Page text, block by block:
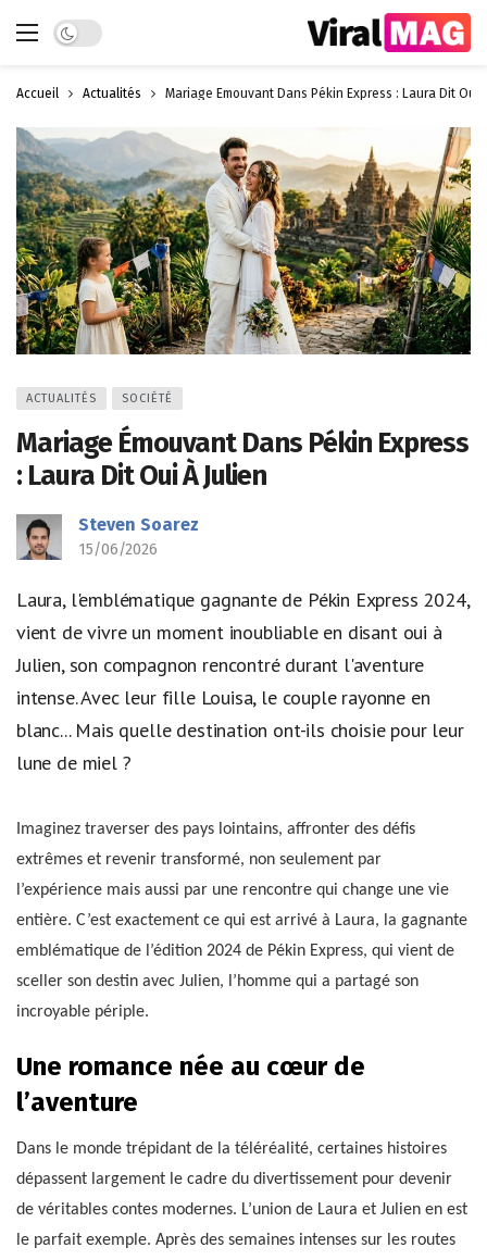
Dark mode
Accueil Actualités Mariage Émouvant Dans Pékin Express : Laura Dit Oui
ACTUALITÉS SOCIÉTÉ
Mariage Émouvant Dans Pékin Express
: Laura Dit Oui À Julien
Steven Soarez
15/06/2026
Laura, l'emblématique gagnante de Pékin Express 2024,
vient de vivre un moment inoubliable en disant oui à
Julien, son compagnon rencontré durant l'aventure
intense. Avec leur fille Louisa, le couple rayonne en
blanc... Mais quelle destination ont-ils choisie pour leur
lune de miel ?
Imaginez traverser des pays lointains, affronter des défis
extrêmes et revenir transformé, non seulement par
l’expérience mais aussi par une rencontre qui change une vie
entière. C’est exactement ce qui est arrivé à Laura, la gagnante
emblématique de l’édition 2024 de Pékin Express, qui vient de
sceller son destin avec Julien, l’homme qui a partagé son
incroyable périple.
Une romance née au cœur de
l’aventure
Dans le monde trépidant de la téléréalité, certaines histoires
dépassent largement le cadre du divertissement pour devenir
de véritables contes modernes. L’union de Laura et Julien en est
le parfait exemple. Après des semaines intenses sur les routes